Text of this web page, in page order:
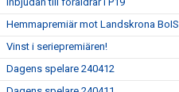
Hemmapremiär mot Landskrona BoIS
Vinst i seriepremiären!
Dagens spelare 240412